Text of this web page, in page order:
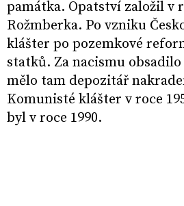
památka. Opatství založil v
Rožmberka. Po vzniku
klášter po pozemkové
statků. Za nacismu
mělo tam depozitář
Komunisté klášter v roce
byl v roce 1990.